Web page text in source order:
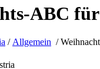
ABC
/ Allgemein /